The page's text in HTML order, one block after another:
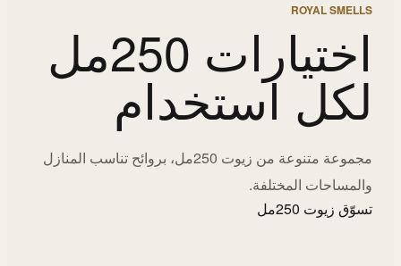
ROYAL SMELLS
اختيارات 250مل
لكل استخدام
مجموعة متنوعة من زيوت 250مل، بروائح تناسب المنازل
والمساحات المختلفة.
تسوّق زيوت 250مل